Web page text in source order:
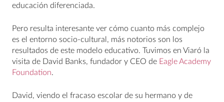
educación diferenciada.
Pero resulta interesante ver cómo cuanto más complejo
es el entorno socio-cultural, más notorios son los
resultados de este modelo educativo. Tuvimos en Viaró la
visita de David Banks, fundador y CEO de Eagle Academy
Foundation.
David, viendo el fracaso escolar de su hermano y de